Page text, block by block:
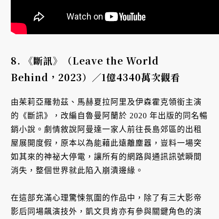
8.
《斷訊》（Leave the World
Behind ，2023）／1億4340萬次觀看
由茱莉亞羅勃茲、馬赫夏拉阿里及伊森霍克領銜主演
的《斷訊》，改編自魯曼阿蘭於 2020 年出版的同名暢
銷小說。劇情敘說阿曼達一家人前往長島郊區的出租
屋展開度假，原本以為能藉此遠離塵囂，豈料一場突
如其來的神祕大停電，讓所有的網路與通訊訊號瞬間
消失，整個世界就此陷入崩潰邊緣。
在這部充滿心理驚悚氛圍的作品中，除了有三大影帝
影后同場飆演技外，凱文貝肯亦有參與關鍵角色的演